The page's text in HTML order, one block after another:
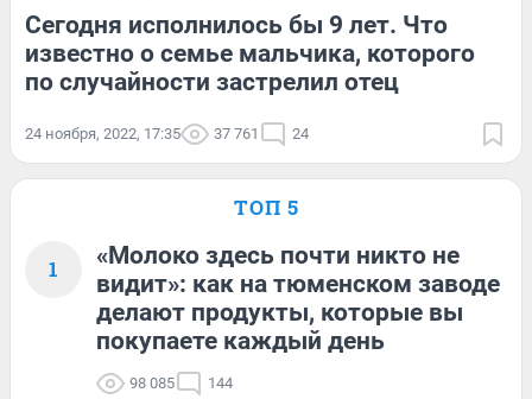
Сегодня исполнилось бы 9 лет. Что
известно о семье мальчика, которого
по случайности застрелил отец
24 ноября, 2022, 17:35 37 761 24
ТОП 5
1
«Молоко здесь почти никто не
видит»: как на тюменском заводе
делают продукты, которые вы
покупаете каждый день
98 085 144